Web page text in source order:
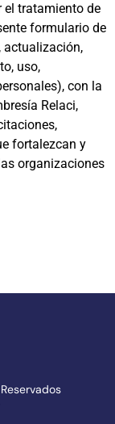
el tratamiento de
formulario de
actualización,
uso,
con la
Relaci,
fortalezcan y
organizaciones